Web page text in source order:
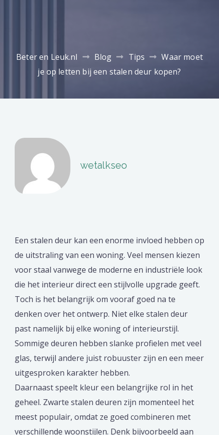
Beter en Leuk.nl Blog Tips
Waar moet
je op letten bij een stalen deur kopen?
wetalkseo
Een stalen deur kan een enorme invloed hebben op
de uitstraling van een woning. Veel mensen kiezen
voor staal vanwege de moderne en industriële look
die het interieur direct een stijlvolle upgrade geeft.
Toch is het belangrijk om vooraf goed na te
denken over het ontwerp. Niet elke stalen deur
past namelijk bij elke woning of interieurstijl.
Sommige deuren hebben slanke profielen met veel
glas, terwijl andere juist robuuster zijn en een meer
uitgesproken karakter hebben.
Daarnaast speelt kleur een belangrijke rol in het
geheel. Zwarte stalen deuren zijn momenteel het
meest populair, omdat ze goed combineren met
verschillende woonstijlen. Denk bijvoorbeeld aan